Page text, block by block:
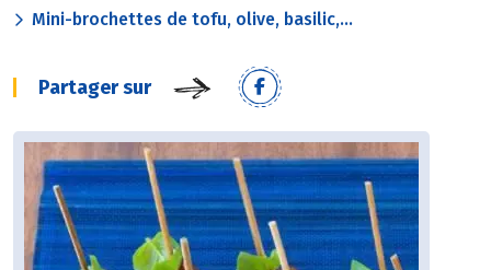
Mini-brochettes de tofu, olive, basilic,...
Partager sur